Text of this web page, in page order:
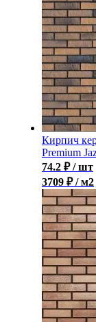
Кирпич
Premium
74.2 ₽ / шт
3709 ₽ / м2